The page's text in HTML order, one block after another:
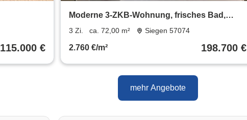
115.000 €
Moderne 3-ZKB-Wohnung, frisches Bad,
ruhige, zentrale Lage Siegen
3 Zi. ca. 72,00 m² Siegen 57074
2.760 €/m² 198.700 €
mehr Angebote